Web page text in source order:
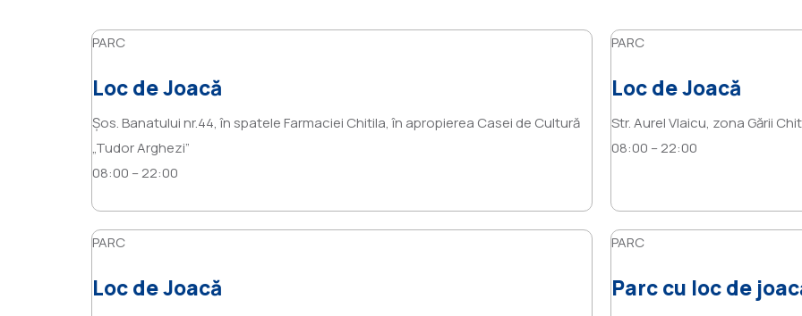
PARC
Loc de Joacă
Șos. Banatului nr.44, în spatele Farmaciei Chitila, în apropierea Casei de Cultură
„Tudor Arghezi”
08:00 – 22:00
PARC
Loc de Joacă
Str. Aurel Vlaicu, zona Gării
08:00 – 22:00
PARC
Loc de Joacă
PARC
Parc cu loc de